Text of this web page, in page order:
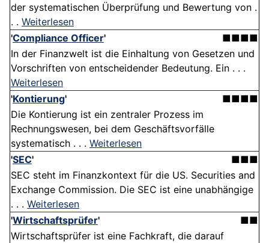
der systematischen Überprüfung und Bewertung von .
. . Weiterlesen
'Compliance Officer'
■■■■
In der Finanzwelt ist die Einhaltung von Gesetzen und
Vorschriften von entscheidender Bedeutung. Ein . . .
Weiterlesen
'Kontierung'
■■■■
Die Kontierung ist ein zentraler Prozess im
Rechnungswesen, bei dem Geschäftsvorfälle
systematisch . . . Weiterlesen
'SEC'
■■■
SEC steht im Finanzkontext für die US. Securities and
Exchange Commission. Die SEC ist eine unabhängige
. . . Weiterlesen
'Wirtschaftsprüfer'
■■
Wirtschaftsprüfer ist eine Fachkraft, die darauf